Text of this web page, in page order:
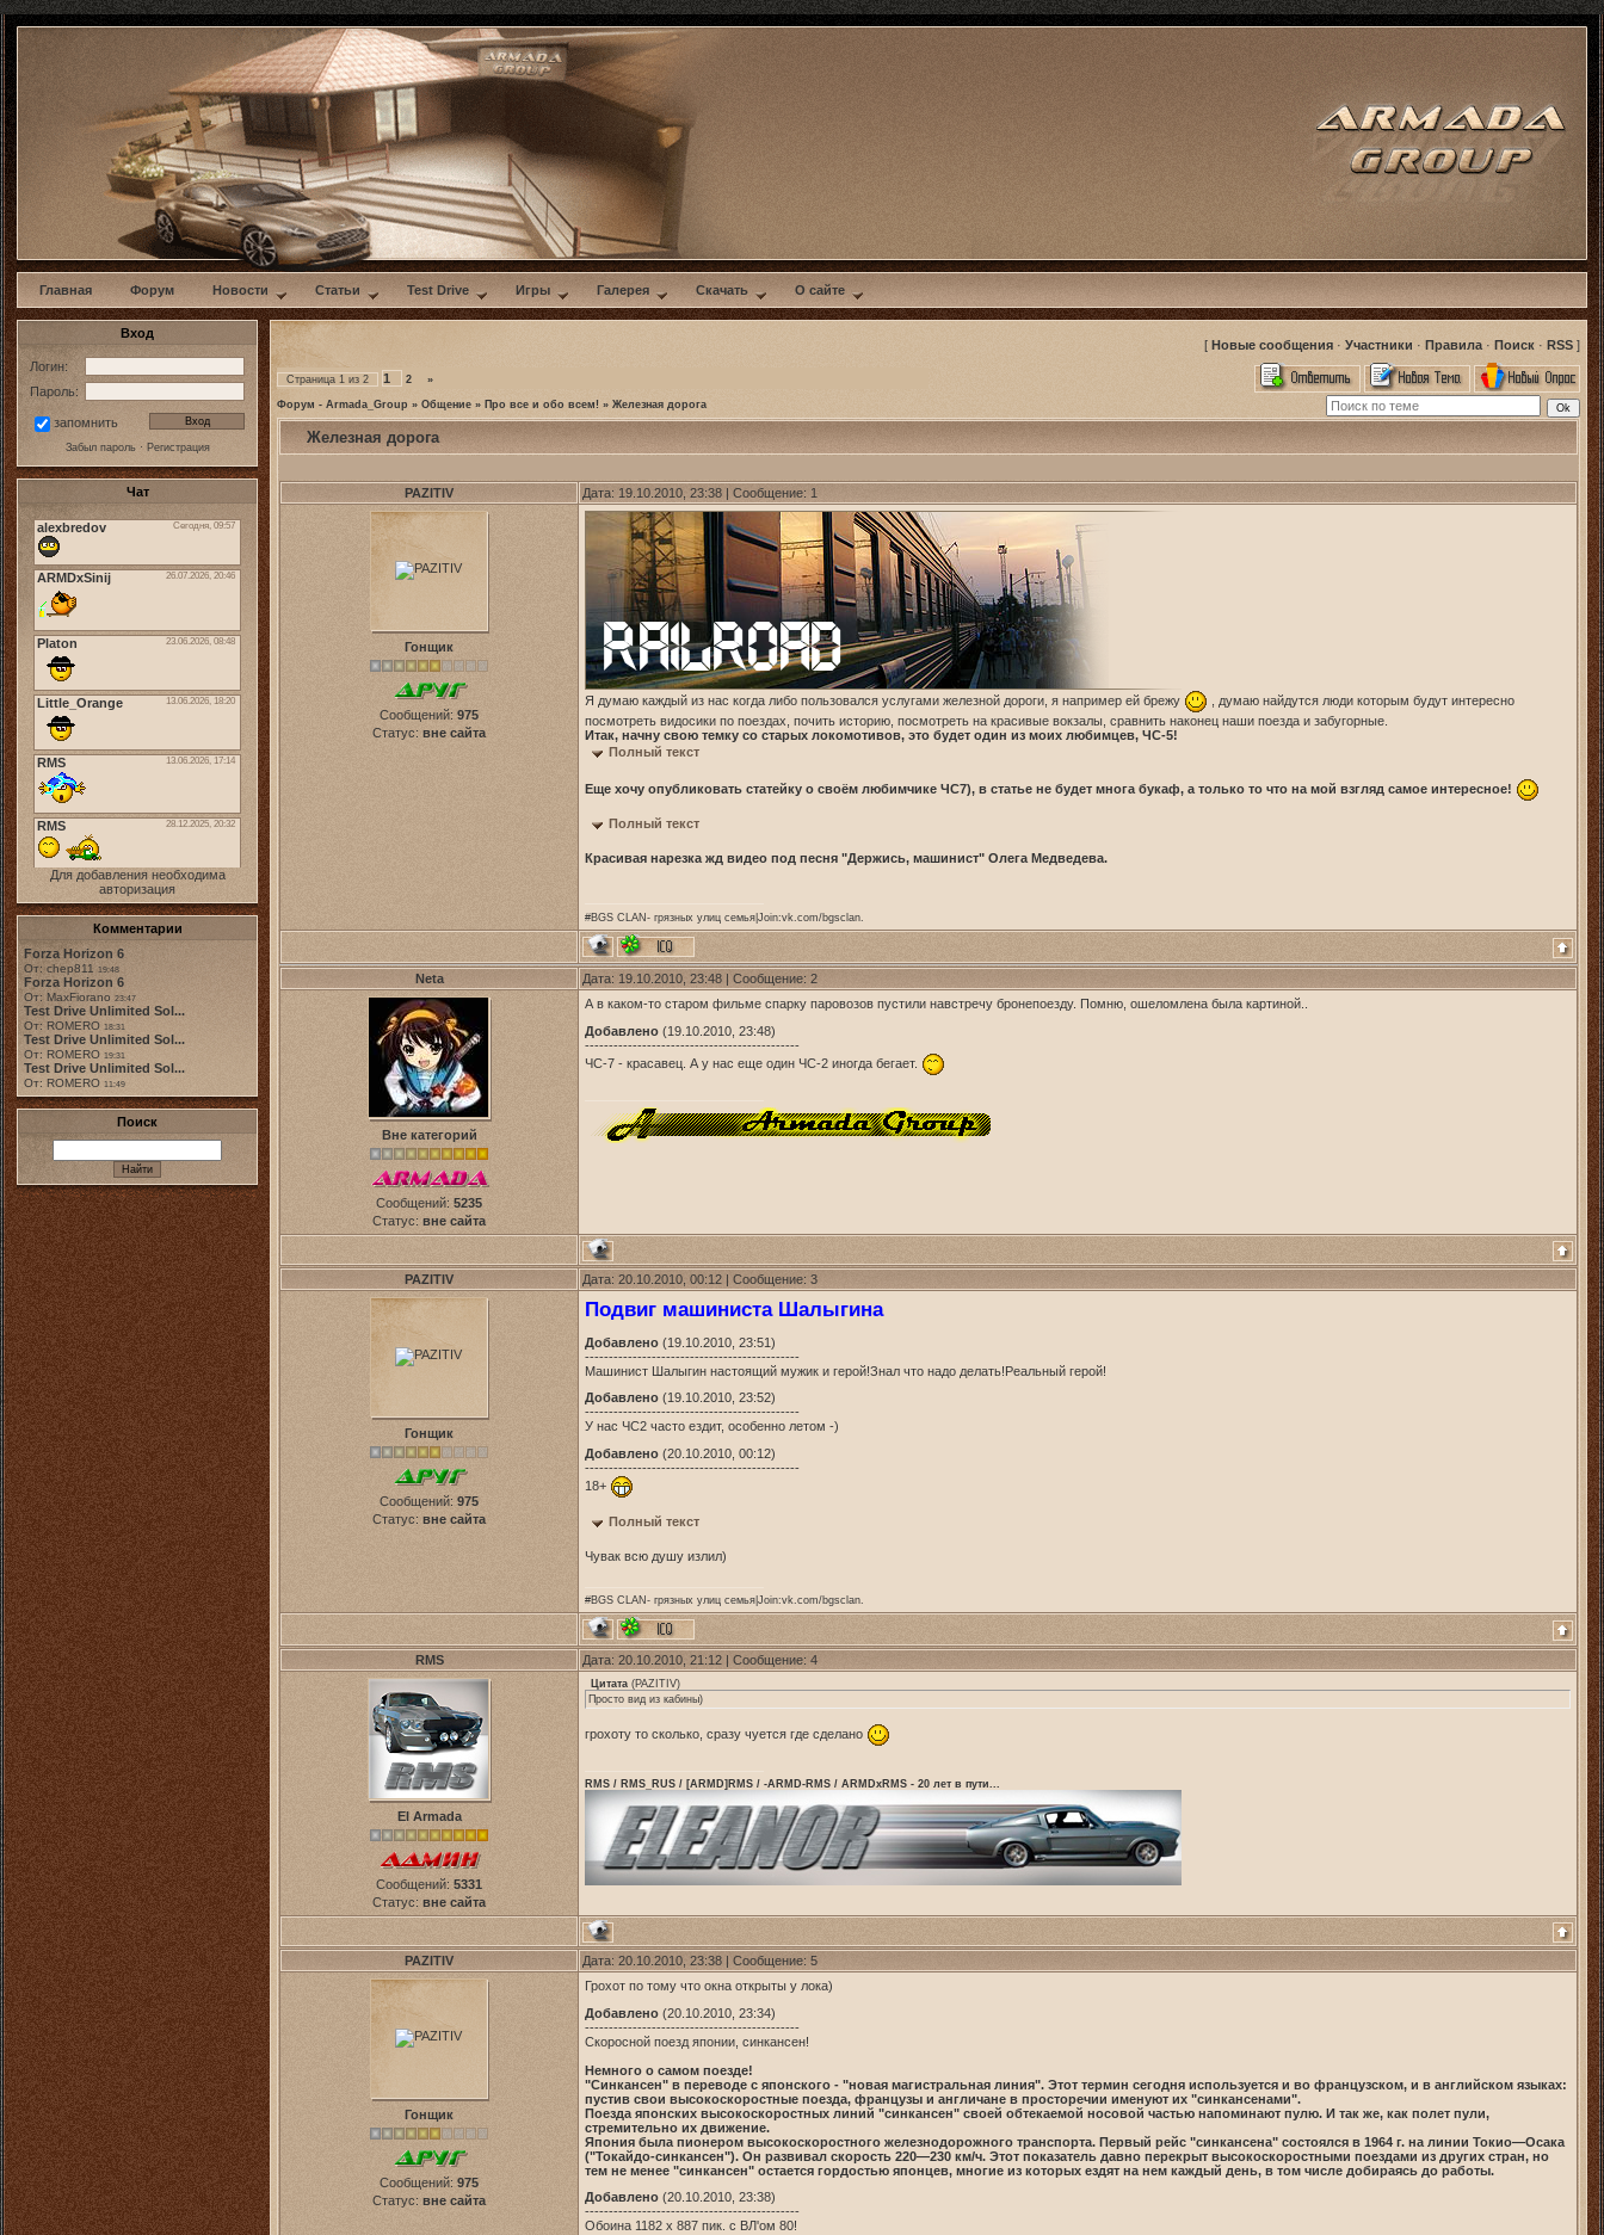
w
Главная Форум Новости Статьи Test Drive Игры Галерея Скачать О сайте
Вход
Логин:
Пароль:
запомнить
Забыл пароль· Регистрация
Чат
Для добавления необходима
авторизация
Комментарии
Forza Horizon 6
От: chep811 19:48
Forza Horizon 6
От: MaxFiorano 23:47
Test Drive Unlimited Sol...
От: ROMERO 18:31
Test Drive Unlimited Sol...
От: ROMERO 19:31
Test Drive Unlimited Sol...
От: ROMERO 11:49
Поиск
[ Новые сообщения · Участники · Правила · Поиск · RSS ]
Страница 1 из 2 1 2 »
Форум - Armada_Group » Общение » Про все и обо всем! » Железная дорога
Железная дорога
PAZITIV Дата: 19.10.2010, 23:38 | Сообщение: 1
Гонщик
Сообщений: 975
Статус: вне сайта
Я думаю каждый из нас когда либо пользовался услугами железной дороги, я например ей брежу
, думаю найдутся люди которым будут интересно
посмотреть видосики по поездах, почить историю, посмотреть на красивые вокзалы, сравнить наконец наши поезда и забугорные.
Итак, начну свою темку со старых локомотивов, это будет один из моих любимцев, ЧС-5!
Полный текст
Еще хочу опубликовать статейку о своём любимчике ЧС7), в статье не будет многа букаф, а только то что на мой взгляд самое интересное!
Полный текст
Красивая нарезка жд видео под песня "Держись, машинист" Олега Медведева.
#BGS CLAN- грязных улиц семья|Join:vk.com/bgsclan.
Neta Дата: 19.10.2010, 23:48 | Сообщение: 2
Вне категорий
Сообщений: 5235
Статус: вне сайта
А в каком-то старом фильме спарку паровозов пустили навстречу бронепоезду. Помню, ошеломлена была картиной..
Добавлено (19.10.2010, 23:48)
---------------------------------------------
ЧС-7 - красавец. А у нас еще один ЧС-2 иногда бегает.
PAZITIV Дата: 20.10.2010, 00:12 | Сообщение: 3
Гонщик
Сообщений: 975
Статус: вне сайта
Подвиг машиниста Шалыгина
Добавлено (19.10.2010, 23:51)
---------------------------------------------
Машинист Шалыгин настоящий мужик и герой!Знал что надо делать!Реальный герой!
Добавлено (19.10.2010, 23:52)
---------------------------------------------
У нас ЧС2 часто ездит, особенно летом -)
Добавлено (20.10.2010, 00:12)
---------------------------------------------
18+
Полный текст
Чувак всю душу излил)
#BGS CLAN- грязных улиц семья|Join:vk.com/bgsclan.
RMS Дата: 20.10.2010, 21:12 | Сообщение: 4
El Armada
Сообщений: 5331
Статус: вне сайта
Цитата (PAZITIV)
Просто вид из кабины)
грохоту то сколько, сразу чуется где сделано
RMS / RMS_RUS / [ARMD]RMS / -ARMD-RMS / ARMDxRMS - 20 лет в пути...
PAZITIV Дата: 20.10.2010, 23:38 | Сообщение: 5
Гонщик
Сообщений: 975
Статус: вне сайта
Грохот по тому что окна открыты у лока)
Добавлено (20.10.2010, 23:34)
---------------------------------------------
Скоросной поезд японии, синкансен!
Немного о самом поезде!
"Синкансен" в переводе с японского - "новая магистральная линия". Этот термин сегодня используется и во французском, и в английском языках:
пустив свои высокоскоростные поезда, французы и англичане в просторечии именуют их "синкансенами".
Поезда японских высокоскоростных линий "синкансен" своей обтекаемой носовой частью напоминают пулю. И так же, как полет пули,
стремительно их движение.
Япония была пионером высокоскоростного железнодорожного транспорта. Первый рейс "синкансена" состоялся в 1964 г. на линии Токио—Осака
("Токайдо-синкансен"). Он развивал скорость 220—230 км/ч. Этот показатель давно перекрыт высокоскоростными поездами из других стран, но
тем не менее "синкансен" остается гордостью японцев, многие из которых ездят на нем каждый день, в том числе добираясь до работы.
Добавлено (20.10.2010, 23:38)
---------------------------------------------
Обоина 1182 x 887 пик. с ВЛ'ом 80!